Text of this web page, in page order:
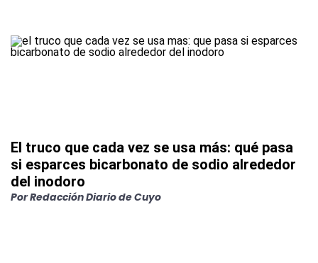
El truco que cada vez se usa más: qué pasa
si esparces bicarbonato de sodio alrededor
del inodoro
PorRedacción Diario de Cuyo